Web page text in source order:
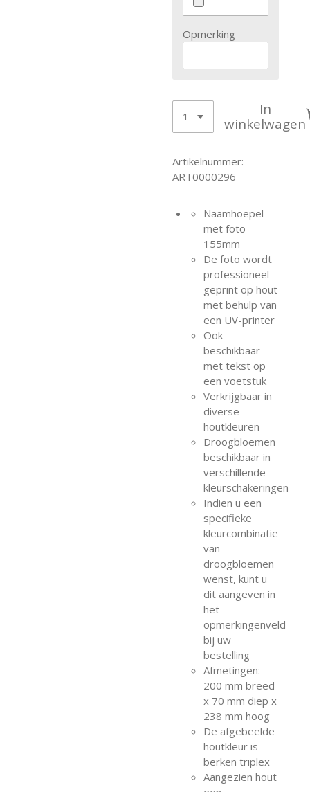
Opmerking
In
winkelwagen
Artikelnummer:
ART0000296
Naamhoepel
met foto
155mm
De foto wordt
professioneel
geprint op hout
met behulp van
een UV-printer
Ook
beschikbaar
met tekst op
een voetstuk
Verkrijgbaar in
diverse
houtkleuren
Droogbloemen
beschikbaar in
verschillende
kleurschakeringen
Indien u een
specifieke
kleurcombinatie
van
droogbloemen
wenst, kunt u
dit aangeven in
het
opmerkingenveld
bij uw
bestelling
Afmetingen:
200 mm breed
x 70 mm diep x
238 mm hoog
De afgebeelde
houtkleur is
berken triplex
Aangezien hout